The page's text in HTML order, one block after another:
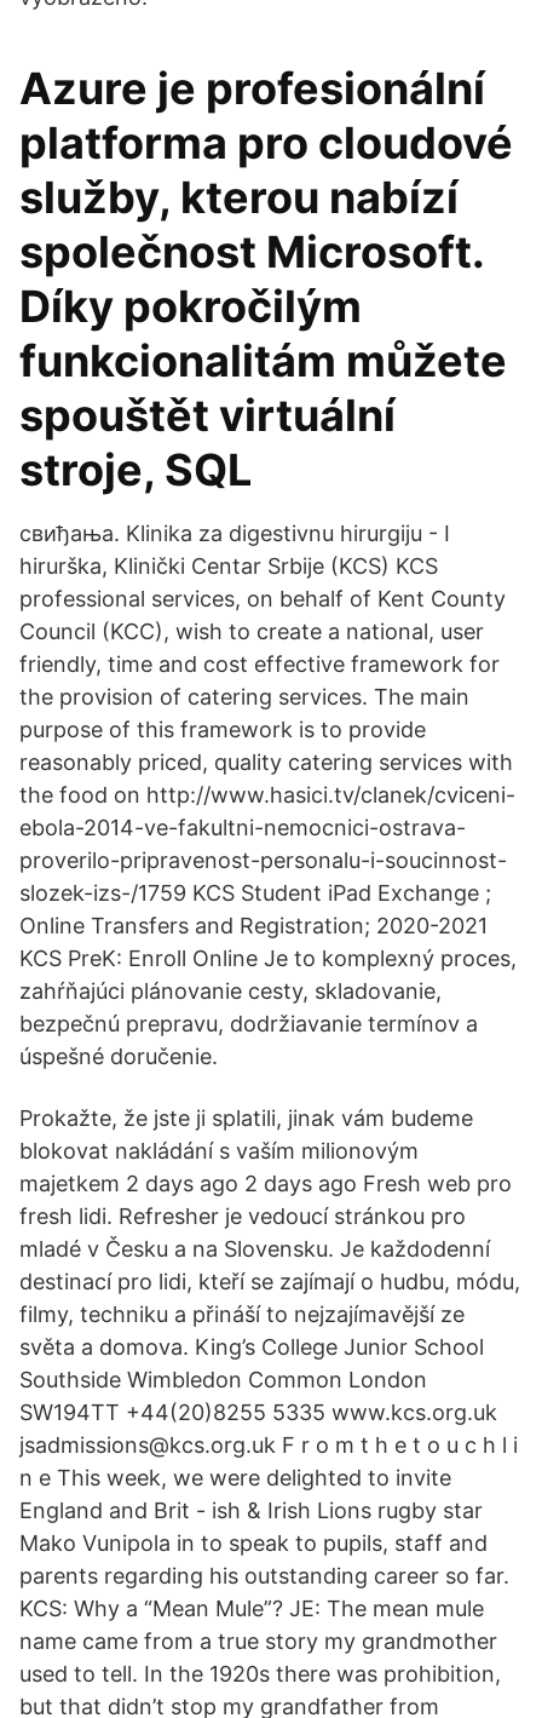
Azure je profesionální
platforma pro cloudové
služby, kterou nabízí
společnost Microsoft.
Díky pokročilým
funkcionalitám můžete
spouštět virtuální
stroje, SQL
свиђања. Klinika za digestivnu hirurgiju - I
hirurška, Klinički Centar Srbije (KCS) KCS
professional services, on behalf of Kent County
Council (KCC), wish to create a national, user
friendly, time and cost effective framework for
the provision of catering services. The main
purpose of this framework is to provide
reasonably priced, quality catering services with
the food on http://www.hasici.tv/clanek/cviceni-
ebola-2014-ve-fakultni-nemocnici-ostrava-
proverilo-pripravenost-personalu-i-soucinnost-
slozek-izs-/1759 KCS Student iPad Exchange ;
Online Transfers and Registration; 2020-2021
KCS PreK: Enroll Online Je to komplexný proces,
zahŕňajúci plánovanie cesty, skladovanie,
bezpečnú prepravu, dodržiavanie termínov a
úspešné doručenie.
Prokažte, že jste ji splatili, jinak vám budeme
blokovat nakládání s vaším milionovým
majetkem 2 days ago 2 days ago Fresh web pro
fresh lidi. Refresher je vedoucí stránkou pro
mladé v Česku a na Slovensku. Je každodenní
destinací pro lidi, kteří se zajímají o hudbu, módu,
filmy, techniku a přináší to nejzajímavější ze
světa a domova. King’s College Junior School
Southside Wimbledon Common London
SW194TT +44(20)8255 5335 www.kcs.org.uk
jsadmissions@kcs.org.uk F r o m t h e t o u c h l i
n e This week, we were delighted to invite
England and Brit - ish & Irish Lions rugby star
Mako Vunipola in to speak to pupils, staff and
parents regarding his outstanding career so far.
KCS: Why a “Mean Mule”? JE: The mean mule
name came from a true story my grandmother
used to tell. In the 1920s there was prohibition,
but that didn’t stop my grandfather from